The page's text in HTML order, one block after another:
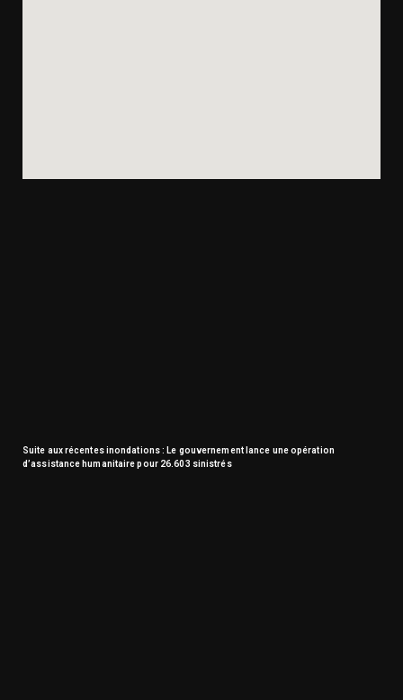
Suite aux récentes inondations : Le gouvernement lance une opération
d’assistance humanitaire pour 26.603 sinistrés